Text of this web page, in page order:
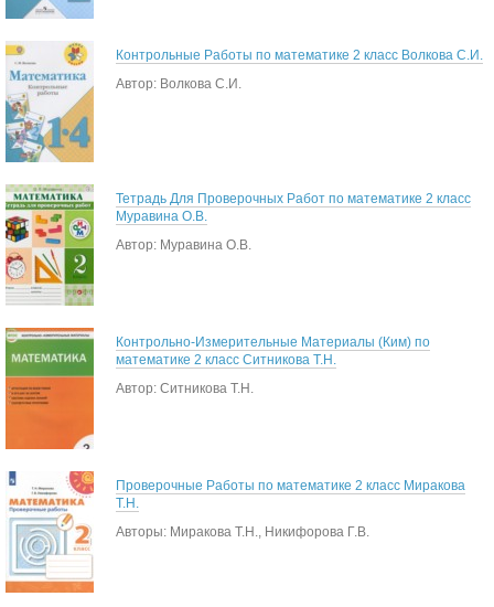
Контрольные Работы по математике 2 класс Волкова С.И.
Автор: Волкова С.И.
Тетрадь Для Проверочных Работ по математике 2 класс
Муравина О.В.
Автор: Муравина О.В.
Контрольно-Измерительные Материалы (Ким) по
математике 2 класс Ситникова Т.Н.
Автор: Ситникова Т.Н.
Проверочные Работы по математике 2 класс Миракова
Т.Н.
Авторы: Миракова Т.Н., Никифорова Г.В.